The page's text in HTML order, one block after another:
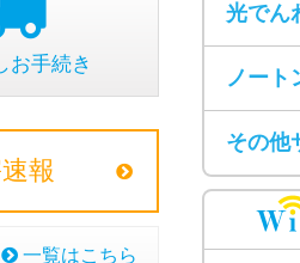
お手続き
報
一覧はこちら
光でん
ノート
その他